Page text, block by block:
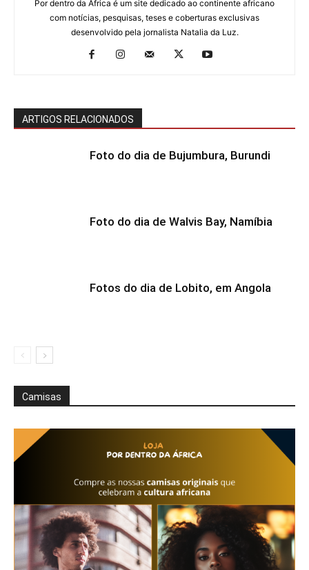
Por dentro da África é um site dedicado ao continente africano
com notícias, pesquisas, teses e coberturas exclusivas
desenvolvido pela jornalista Natalia da Luz.
ARTIGOS RELACIONADOS
Foto do dia de Bujumbura, Burundi
Foto do dia de Walvis Bay, Namíbia
Fotos do dia de Lobito, em Angola
Camisas